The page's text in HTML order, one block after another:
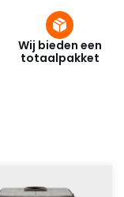
Wij bieden een
totaalpakket